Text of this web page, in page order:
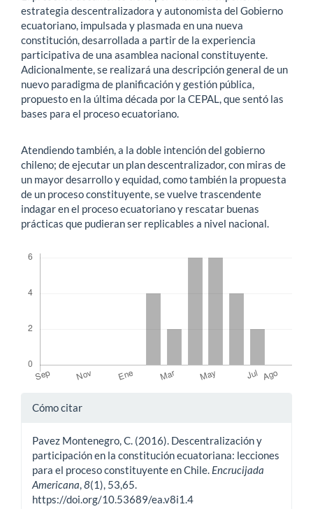
artículo
estrategia descentralizadora y autonomista del Gobierno
ecuatoriano, impulsada y plasmada en una nueva
constitución, desarrollada a partir de la experiencia
participativa de una asamblea nacional constituyente.
Adicionalmente, se realizará una descripción general de un
nuevo paradigma de planificación y gestión pública,
propuesto en la última década por la CEPAL, que sentó las
bases para el proceso ecuatoriano.
Atendiendo también, a la doble intención del gobierno
chileno; de ejecutar un plan descentralizador, con miras de
un mayor desarrollo y equidad, como también la propuesta
de un proceso constituyente, se vuelve trascendente
indagar en el proceso ecuatoriano y rescatar buenas
prácticas que pudieran ser replicables a nivel nacional.
Detalles
artículo
Cómo citar
Pavez Montenegro, C. (2016). Descentralización y
participación en la constitución ecuatoriana: lecciones
para el proceso constituyente en Chile. Encrucijada
Americana,8(1), 53,65.
https://doi.org/10.53689/ea.v8i1.4